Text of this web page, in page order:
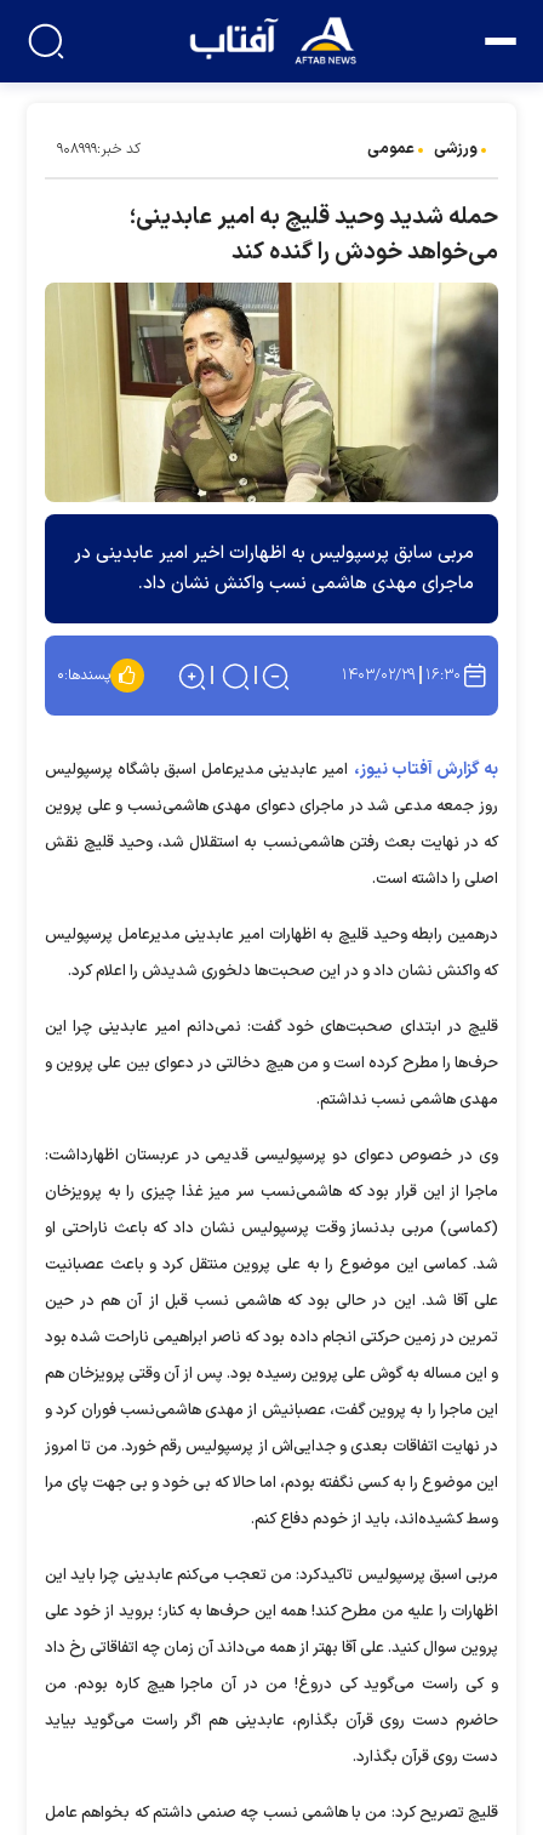
ورزشی عمومی کد خبر:۹۰۸۹۹۹
حمله شدید وحید قلیچ به امیر عابدینی؛
می‌خواهد خودش را گنده کند
مربی سابق پرسپولیس به اظهارات اخیر امیر عابدینی در
ماجرای مهدی هاشمی نسب واکنش نشان داد.
۱۶:۳۰ ۱۴۰۳/۰۲/۲۹ پسندها:۰
به گزارش آفتاب نیوز، امیر عابدینی مدیرعامل اسبق باشگاه پرسپولیس
روز جمعه مدعی شد در ماجرای دعوای مهدی هاشمی‌نسب و علی پروین
که در نهایت بعث رفتن هاشمی‌نسب به استقلال شد، وحید قلیچ نقش
اصلی را داشته است.
درهمین رابطه وحید قلیچ به اظهارات امیر عابدینی مدیرعامل پرسپولیس
که واکنش نشان داد و در این صحبت‌ها دلخوری شدیدش را اعلام کرد.
قلیچ در ابتدای صحبت‌های خود گفت: نمی‌دانم امیر عابدینی چرا این
حرف‌ها را مطرح کرده است و من هیچ دخالتی در دعوای بین علی پروین و
مهدی هاشمی نسب نداشتم.
وی در خصوص دعوای دو پرسپولیسی قدیمی در عربستان اظهارداشت:
ماجرا از این قرار بود که هاشمی‌نسب سر میز غذا چیزی را به پرویزخان
(کماسی) مربی بدنساز وقت پرسپولیس نشان داد که باعث ناراحتی او
شد. کماسی این موضوع را به علی پروین منتقل کرد و باعث عصبانیت
علی آقا شد. این در حالی بود که هاشمی نسب قبل از آن هم در حین
تمرین در زمین حرکتی انجام داده بود که ناصر ابراهیمی ناراحت شده بود
و این مساله به گوش علی پروین رسیده بود. پس از آن وقتی پرویزخان هم
این ماجرا را به پروین گفت، عصبانیش از مهدی هاشمی‌نسب فوران کرد و
در نهایت اتفاقات بعدی و جدایی‌اش از پرسپولیس رقم خورد. من تا امروز
این موضوع را به کسی نگفته بودم، اما حالا که بی خود و بی جهت پای مرا
وسط کشیده‌اند، باید از خودم دفاع کنم.
مربی اسبق پرسپولیس تاکیدکرد: من تعجب می‌کنم عابدینی چرا باید این
اظهارات را علیه من مطرح کند! همه این حرف‌ها به کنار؛ بروید از خود علی
پروین سوال کنید. علی آقا بهتر از همه می‌داند آن زمان چه اتفاقاتی رخ داد
و کی راست می‌گوید کی دروغ! من در آن ماجرا هیچ کاره بودم. من
حاضرم دست روی قرآن بگذارم، عابدینی هم اگر راست می‌گوید بیاید
دست روی قرآن بگذارد.
قلیچ تصریح کرد: من با هاشمی نسب چه صنمی داشتم که بخواهم عامل